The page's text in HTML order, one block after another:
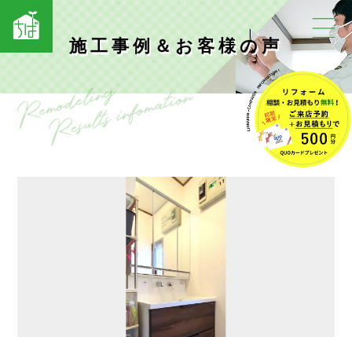
施工事例＆お客様の声